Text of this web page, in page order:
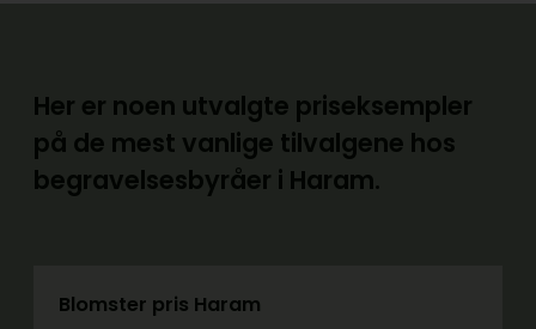
Her er noen utvalgte priseksempler
på de mest vanlige tilvalgene hos
begravelsesbyråer i Haram.
Blomster pris Haram